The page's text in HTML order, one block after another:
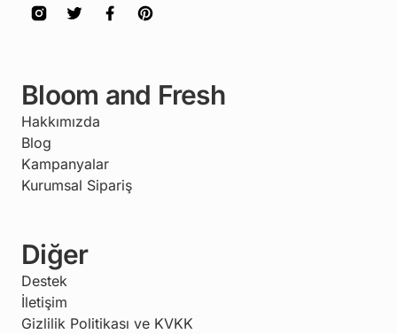
Bloom and Fresh
Hakkımızda
Blog
Kampanyalar
Kurumsal Sipariş
Diğer
Destek
İletişim
Gizlilik Politikası ve KVKK